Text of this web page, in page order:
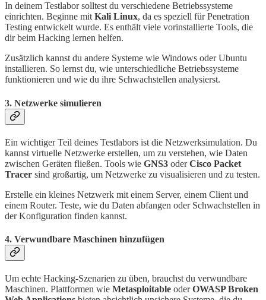
In deinem Testlabor solltest du verschiedene Betriebssysteme
einrichten. Beginne mit Kali Linux, da es speziell für Penetration
Testing entwickelt wurde. Es enthält viele vorinstallierte Tools, die
dir beim Hacking lernen helfen.
Zusätzlich kannst du andere Systeme wie Windows oder Ubuntu
installieren. So lernst du, wie unterschiedliche Betriebssysteme
funktionieren und wie du ihre Schwachstellen analysierst.
3. Netzwerke simulieren
Ein wichtiger Teil deines Testlabors ist die Netzwerksimulation. Du
kannst virtuelle Netzwerke erstellen, um zu verstehen, wie Daten
zwischen Geräten fließen. Tools wie GNS3 oderCisco Packet
Tracer sind großartig, um Netzwerke zu visualisieren und zu testen.
Erstelle ein kleines Netzwerk mit einem Server, einem Client und
einem Router. Teste, wie du Daten abfangen oder Schwachstellen in
der Konfiguration finden kannst.
4. Verwundbare Maschinen hinzufügen
Um echte Hacking-Szenarien zu üben, brauchst du verwundbare
Maschinen. Plattformen wie Metasploitable oderOWASP Broken